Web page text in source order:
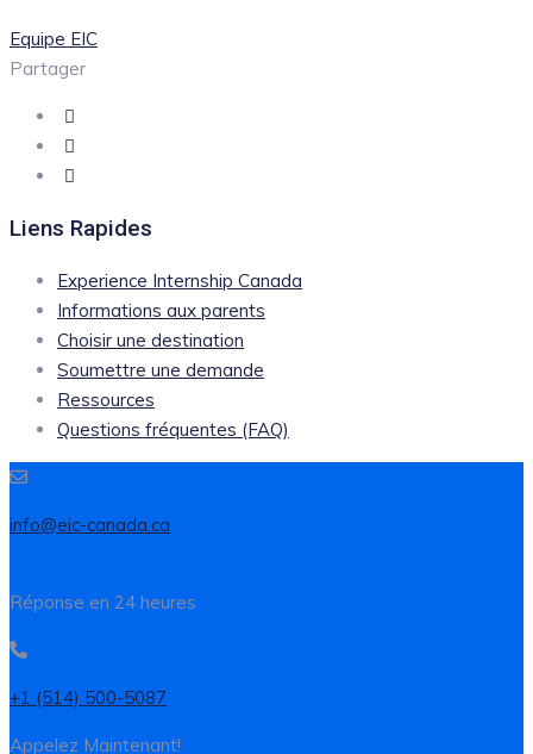
Equipe EIC
Partager
Liens Rapides
Experience Internship Canada
Informations aux parents
Choisir une destination
Soumettre une demande
Ressources
Questions fréquentes (FAQ)
info@eic-canada.ca
Réponse en 24 heures
+1 (514) 500-5087
Appelez Maintenant!